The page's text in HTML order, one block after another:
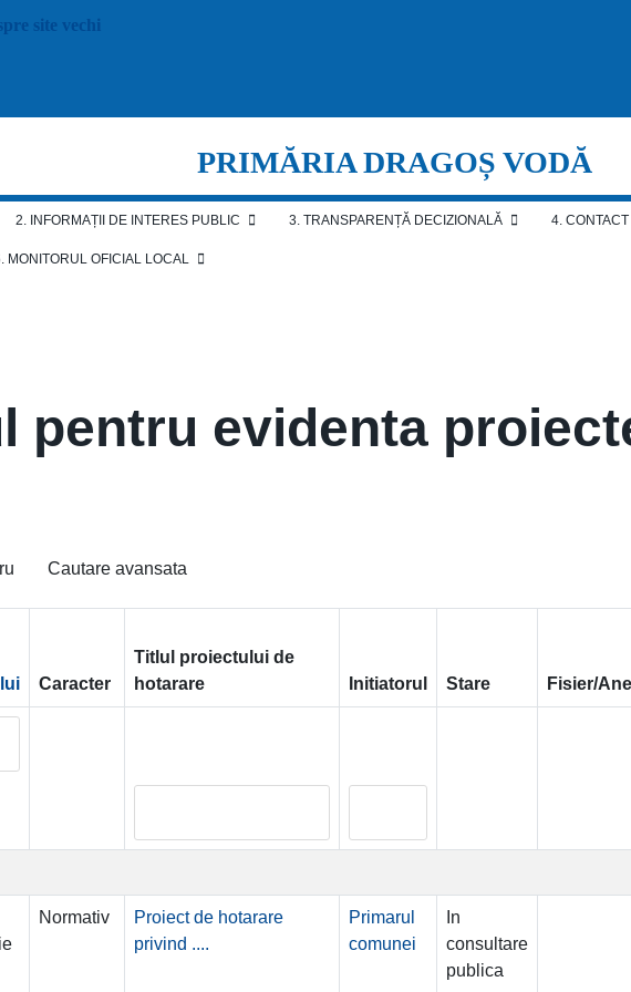
site vechi
PRIMĂRIA DRAGOȘ VODĂ
2. INFORMAȚII DE INTERES PUBLIC 3. TRANSPARENȚĂ DECIZIONALĂ 4. CONTACT
MONITORUL OFICIAL LOCAL
pentru evidenta
Cautare avansata
Caracter
Titlul proiectului de
hotarare
Initiatorul Stare Fisier/
Normativ
Proiect de hotarare
privind ....
Primarul
comunei
In
consultare
publica